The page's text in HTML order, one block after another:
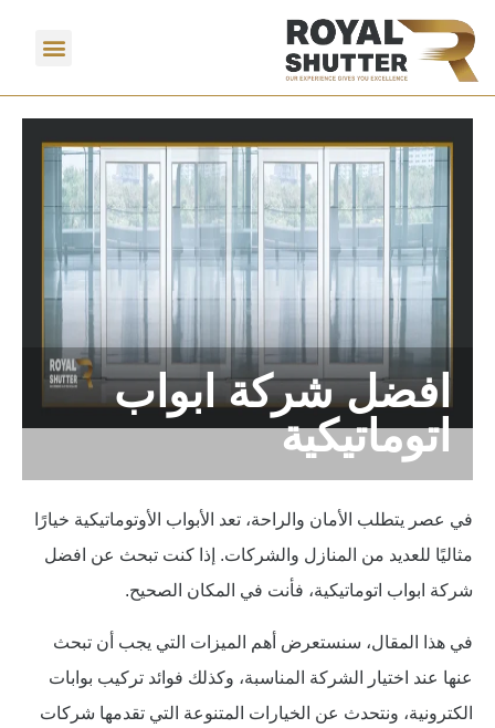
افضل شركة ابواب
اتوماتيكية
في عصر يتطلب الأمان والراحة، تعد الأبواب الأوتوماتيكية خيارًا
مثاليًا للعديد من المنازل والشركات. إذا كنت تبحث عن افضل
شركة ابواب اتوماتيكية، فأنت في المكان الصحيح.
في هذا المقال، سنستعرض أهم الميزات التي يجب أن تبحث
عنها عند اختيار الشركة المناسبة، وكذلك فوائد تركيب بوابات
الكترونية، ونتحدث عن الخيارات المتنوعة التي تقدمها شركات